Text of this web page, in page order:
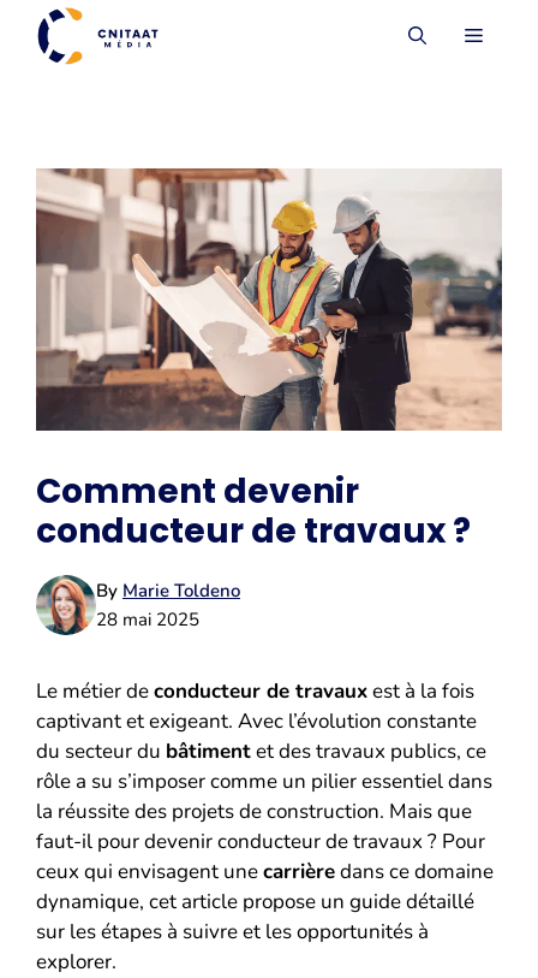
Aller
contenu
MENU
Comment devenir
conducteur de travaux ?
By Marie Toldeno
28 mai 2025
Le métier deconducteur de travauxest à la fois
captivant et exigeant. Avec l’évolution constante
du secteur du bâtimentet des travaux publics, ce
rôle a su s’imposer comme un pilier essentiel dans
la réussite des projets de construction. Mais que
faut-il pour devenir conducteur de travaux ? Pour
ceux qui envisagent unecarrièredans ce domaine
dynamique, cet article propose un guide détaillé
sur les étapes à suivre et les opportunités à
explorer.